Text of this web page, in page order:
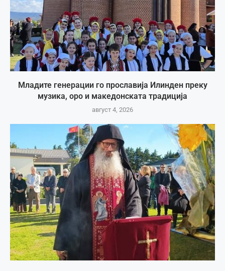
Младите генерации го прославија Илинден преку
музика, оро и македонската традиција
август 4, 2026